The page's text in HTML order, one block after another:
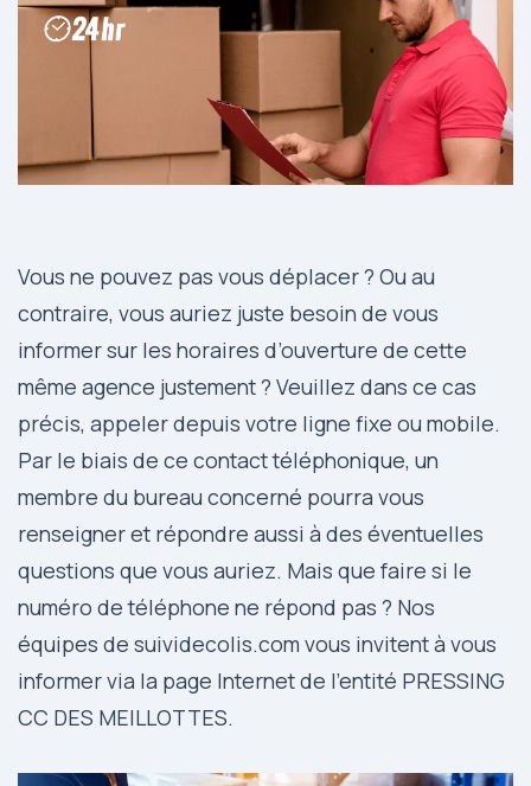
Vous ne pouvez pas vous déplacer ? Ou au
contraire, vous auriez juste besoin de vous
informer sur les horaires d’ouverture de cette
même agence justement ? Veuillez dans ce cas
précis, appeler depuis votre ligne fixe ou mobile.
Par le biais de ce contact téléphonique, un
membre du bureau concerné pourra vous
renseigner et répondre aussi à des éventuelles
questions que vous auriez. Mais que faire si le
numéro de téléphone ne répond pas ? Nos
équipes de suividecolis.com vous invitent à vous
informer via la page Internet de l’entité PRESSING
CC DES MEILLOTTES.